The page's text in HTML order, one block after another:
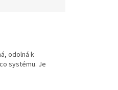
odolná k
systému. Je